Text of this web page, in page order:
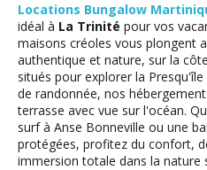
Locations Bungalow
idéal à La Trinité pour vos
maisons créoles vous plongent
authentique et nature, sur la
situés pour explorer la
de randonnée, nos
terrasse avec vue sur l'océan.
surf à Anse Bonneville ou une
protégées, profitez du confort,
immersion totale dans la nature